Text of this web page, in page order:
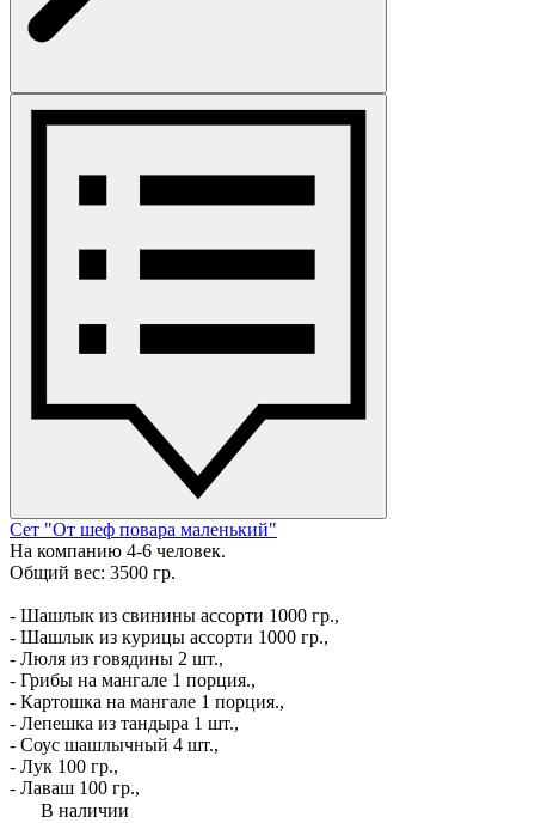
Сет "От шеф повара маленький"
На компанию 4-6 человек.
Общий вес: 3500 гр.
- Шашлык из свинины ассорти 1000 гр.,
- Шашлык из курицы ассорти 1000 гр.,
- Люля из говядины 2 шт.,
- Грибы на мангале 1 порция.,
- Картошка на мангале 1 порция.,
- Лепешка из тандыра 1 шт.,
- Соус шашлычный 4 шт.,
- Лук 100 гр.,
- Лаваш 100 гр.,
В наличии